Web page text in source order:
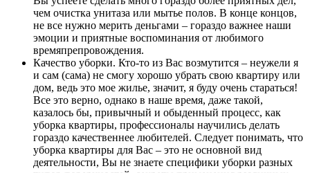
чем очистка унитаза или мытье полов. В конце концов,
не все нужно мерить деньгами – гораздо важнее наши
эмоции и приятные воспоминания от любимого
времяпрепровождения.
Качество уборки. Кто-то из Вас возмутится – неужели я
и сам (сама) не смогу хорошо убрать свою квартиру или
дом, ведь это мое жилье, значит, я буду очень стараться!
Все это верно, однако в наше время, даже такой,
казалось бы, привычный и обыденный процесс, как
уборка квартиры, профессионалы научились делать
гораздо качественнее любителей. Следует понимать, что
уборка квартиры для Вас – это не основной вид
деятельности, Вы не знаете специфики уборки разных